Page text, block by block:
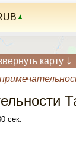
карту ↓
сек.